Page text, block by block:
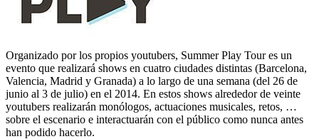
Organizado por los propios youtubers, Summer Play Tour es un
evento que realizará shows en cuatro ciudades distintas (Barcelona,
Valencia, Madrid y Granada) a lo largo de una semana (del 26 de
junio al 3 de julio) en el 2014. En estos shows alrededor de veinte
youtubers realizarán monólogos, actuaciones musicales, retos, …
sobre el escenario e interactuarán con el público como nunca antes
han podido hacerlo.